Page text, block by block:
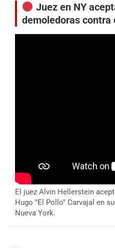
Juez en NY
demoledoras contra
El juez Alvin Hellerstein
Hugo "El Pollo" Carvajal en
Nueva York.